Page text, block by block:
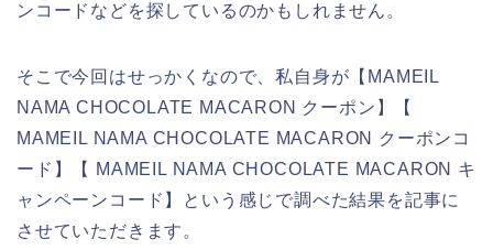
ンコードなどを探しているのかもしれません。
そこで今回はせっかくなので、私自身が【MAMEIL
NAMA CHOCOLATE MACARON クーポン】【
MAMEIL NAMA CHOCOLATE MACARON クーポンコ
ード】【 MAMEIL NAMA CHOCOLATE MACARON キ
ャンペーンコード】という感じで調べた結果を記事に
させていただきます。